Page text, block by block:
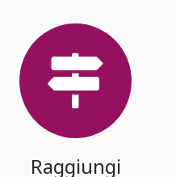
Raggiungi